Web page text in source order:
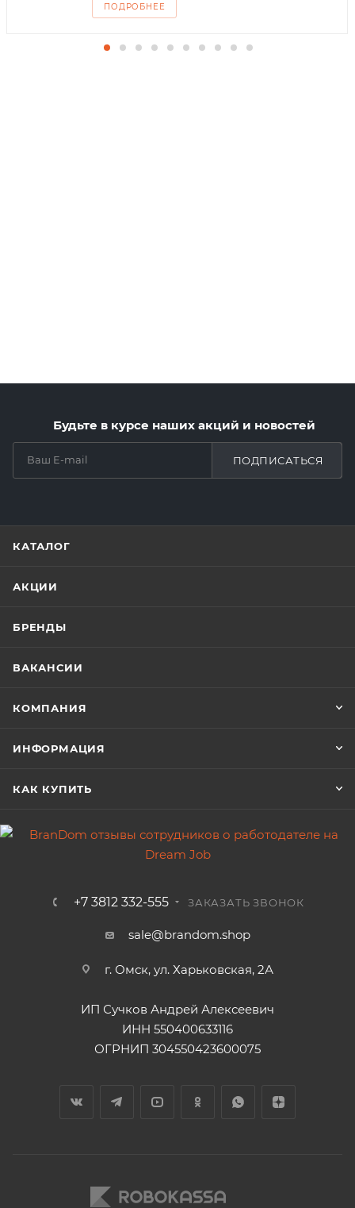
ПОДРОБНЕЕ
Будьте в курсе наших акций и новостей
ПОДПИСАТЬСЯ
КАТАЛОГ
АКЦИИ
БРЕНДЫ
ВАКАНСИИ
КОМПАНИЯ
ИНФОРМАЦИЯ
КАК КУПИТЬ
+7 3812 332-555 ЗАКАЗАТЬ ЗВОНОК
sale@brandom.shop
г. Омск, ул. Харьковская, 2А
ИП Сучков Андрей Алексеевич
ИНН 550400633116
ОГРНИП 304550423600075